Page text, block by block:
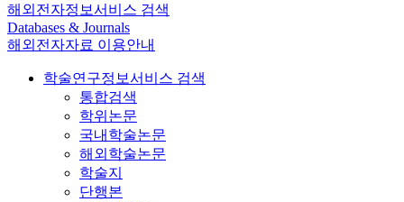
해외전자정보서비스 검색
Databases & Journals
해외전자자료 이용안내
학술연구정보서비스 검색
통합검색
학위논문
국내학술논문
해외학술논문
학술지
단행본